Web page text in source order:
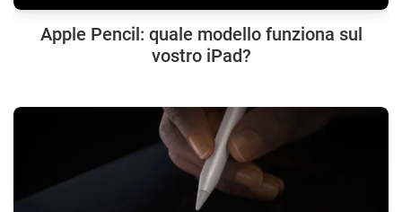
Apple Pencil: quale modello funziona sul
vostro iPad?